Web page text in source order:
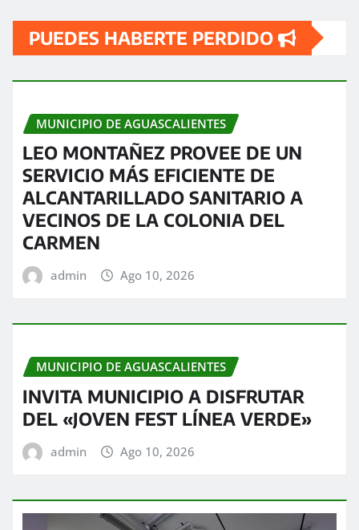
PUEDES HABERTE PERDIDO
MUNICIPIO DE AGUASCALIENTES
LEO MONTAÑEZ PROVEE DE UN
SERVICIO MÁS EFICIENTE DE
ALCANTARILLADO SANITARIO A
VECINOS DE LA COLONIA DEL
CARMEN
admin Ago 10, 2026
MUNICIPIO DE AGUASCALIENTES
INVITA MUNICIPIO A DISFRUTAR
DEL «JOVEN FEST LÍNEA VERDE»
admin Ago 10, 2026